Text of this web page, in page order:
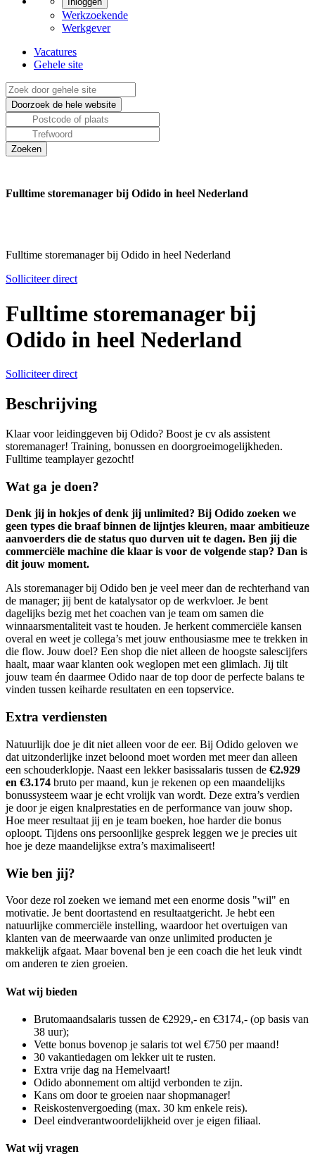
Werkzoekende
Werkgever
Vacatures
Gehele site
Fulltime storemanager bij Odido in heel Nederland
Fulltime storemanager bij Odido in heel Nederland
Solliciteer direct
Fulltime storemanager bij
Odido in heel Nederland
Solliciteer direct
Beschrijving
Klaar voor leidinggeven bij Odido? Boost je cv als assistent
storemanager! Training, bonussen en doorgroeimogelijkheden.
Fulltime teamplayer gezocht!
Wat ga je doen?
Denk jij in hokjes of denk jij unlimited? Bij Odido zoeken we
geen types die braaf binnen de lijntjes kleuren, maar ambitieuze
aanvoerders die de status quo durven uit te dagen. Ben jij die
commerciële machine die klaar is voor de volgende stap? Dan is
dit jouw moment.
Als storemanager bij Odido ben je veel meer dan de rechterhand van
de manager; jij bent de katalysator op de werkvloer. Je bent
dagelijks bezig met het coachen van je team om samen die
winnaarsmentaliteit vast te houden. Je herkent commerciële kansen
overal en weet je collega’s met jouw enthousiasme mee te trekken in
die flow. Jouw doel? Een shop die niet alleen de hoogste salescijfers
haalt, maar waar klanten ook weglopen met een glimlach. Jij tilt
jouw team én daarmee Odido naar de top door de perfecte balans te
vinden tussen keiharde resultaten en een topservice.
Extra verdiensten
Natuurlijk doe je dit niet alleen voor de eer. Bij Odido geloven we
dat uitzonderlijke inzet beloond moet worden met meer dan alleen
een schouderklopje. Naast een lekker basissalaris tussen de €2.929
en €3.174 bruto per maand, kun je rekenen op een maandelijks
bonussysteem waar je echt vrolijk van wordt. Deze extra’s verdien
je door je eigen knalprestaties en de performance van jouw shop.
Hoe meer resultaat jij en je team boeken, hoe harder die bonus
oploopt. Tijdens ons persoonlijke gesprek leggen we je precies uit
hoe je deze maandelijkse extra’s maximaliseert!
Wie ben jij?
Voor deze rol zoeken we iemand met een enorme dosis "wil" en
motivatie. Je bent doortastend en resultaatgericht. Je hebt een
natuurlijke commerciële instelling, waardoor het overtuigen van
klanten van de meerwaarde van onze unlimited producten je
makkelijk afgaat. Maar bovenal ben je een coach die het leuk vindt
om anderen te zien groeien.
Wat wij bieden
Brutomaandsalaris tussen de €2929,- en €3174,- (op basis van
38 uur);
Vette bonus bovenop je salaris tot wel €750 per maand!
30 vakantiedagen om lekker uit te rusten.
Extra vrije dag na Hemelvaart!
Odido abonnement om altijd verbonden te zijn.
Kans om door te groeien naar shopmanager!
Reiskostenvergoeding (max. 30 km enkele reis).
Deel eindverantwoordelijkheid over je eigen filiaal.
Wat wij vragen